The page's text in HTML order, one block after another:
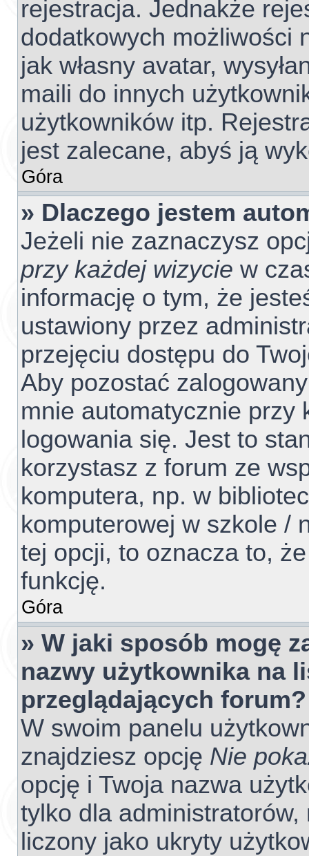
rejestracja. Jednakże
dodatkowych możliwości
jak własny avatar,
maili do innych
użytkowników itp.
jest zalecane, abyś ją
Góra
» Dlaczego jestem
Jeżeli nie zaznaczysz
przy każdej wizycie w
informację o tym, że
ustawiony przez
przejęciu dostępu do
Aby pozostać
mnie automatycznie przy
logowania się. Jest to
korzystasz z forum ze
komputera, np. w
komputerowej w szkole /
tej opcji, to oznacza to,
funkcję.
Góra
» W jaki sposób mogę
nazwy użytkownika na
przeglądających forum?
W swoim panelu
znajdziesz opcję Nie
opcję i Twoja nazwa
tylko dla
liczony jako ukryty